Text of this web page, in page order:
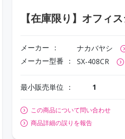
【在庫限り】オフィ
メーカー ナカバヤシ
メーカー型番 SX-408CR
最小販売単位 1
この商品について問い合わせ
商品詳細の誤りを報告